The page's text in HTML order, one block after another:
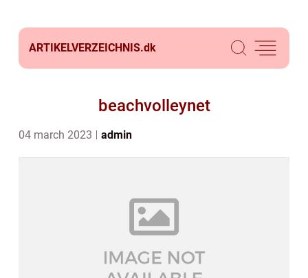
ARTIKELVERZEICHNIS.dk
beachvolleynet
04 march 2023 admin